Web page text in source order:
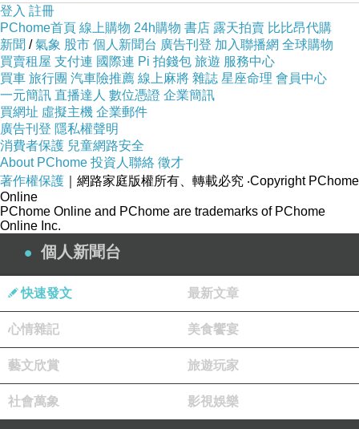
登入 註冊
PChome首頁 線上購物 24h購物 書店 露天拍賣 比比昂代購
新聞 /氣象 股市 個人新聞台 廣告刊登 加入聯播網 全球購物
買賣租屋 支付連 國際連 Pi 拍錢包 旅遊 服務中心
買車 旅行團 汽車險推薦 線上麻將 雜誌 星座命理 會員中心
一元簡訊 直播達人 數位憑證 企業簡訊
買網址 虛擬主機 企業郵件
廣告刊登 隱私權聲明
消費者保護 兒童網路安全
About PChome 投資人聯絡 徵才
著作權保護 ｜網路家庭版權所有、轉載必究 ‧Copyright PChome
Online
PChome Online and PChome are trademarks of PChome
Online Inc.
個人新聞台
快速發文 最新文章
心情雜記 美食饗宴
藝文欣賞 旅遊玩家
社會萬象 影視娛樂